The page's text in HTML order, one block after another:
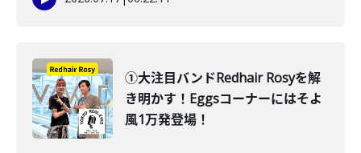
①大注目バンドRedhair Rosyを解
き明かす！Eggsコーナーにはそよ
風1万発登場！